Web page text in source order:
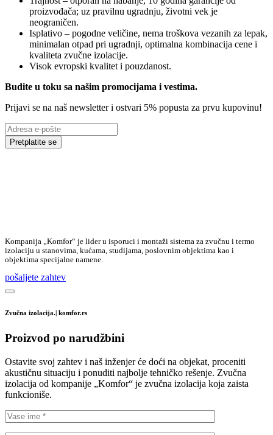
proizvođača; uz pravilnu ugradnju, životni vek je
neograničen.
Isplativo – pogodne veličine, nema troškova vezanih za lepak,
minimalan otpad pri ugradnji, optimalna kombinacija cene i
kvaliteta zvučne izolacije.
Visok evropski kvalitet i pouzdanost.
Budite u toku sa našim promocijama i vestima.
Prijavi se na naš newsletter i ostvari 5% popusta za prvu kupovinu!
Pretplatite se
Kompanija „Komfor“ je lider u isporuci i montaži sistema za zvučnu i termo
izolaciju u stanovima, kućama, studijama, poslovnim objektima kao i
objektima specijalne namene.
pošaljete zahtev
Zvučna izolacija.| komfor.rs
Proizvod po narudžbini
Ostavite svoj zahtev i naš inženjer će doći na objekat, proceniti
akustičnu situaciju i ponuditi najbolje tehničko rešenje. Zvučna
izolacija od kompanije „Komfor“ je zvučna izolacija koja zaista
funkcioniše.